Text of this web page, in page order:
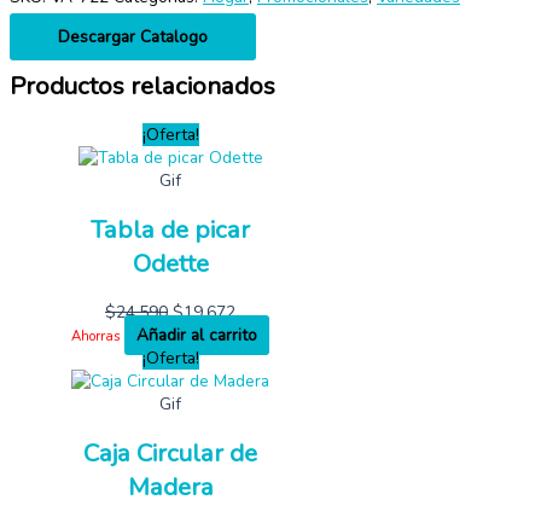
Descargar Catalogo
Productos relacionados
¡Oferta!
Gif
Tabla de picar
Odette
$24,590 $19,672
Ahorras
Añadir al carrito
¡Oferta!
Gif
Caja Circular de
Madera